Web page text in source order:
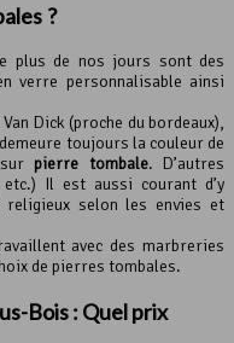
?
plus de nos jours sont des
verre personnalisable ainsi
Dick (proche du bordeaux),
toujours la couleur de
pierre tombale. D’autres
Il est aussi courant d’y
selon les envies et
avec des marbreries
de pierres tombales.
Bois : Quel prix